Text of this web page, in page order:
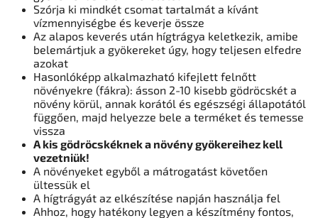
Szórja ki mindkét csomat tartalmát a kívánt
vízmennyiségbe és keverje össze
Az alapos keverés után hígtrágya keletkezik, amibe
belemártjuk a gyökereket úgy, hogy teljesen elfedre
azokat
Hasonlóképp alkalmazható kifejlett felnőtt
növényekre (fákra): ásson 2-10 kisebb gödröcskét a
növény körül, annak korától és egészségi állapotától
függően, majd helyezze bele a terméket és temesse
vissza
A kis gödröcskéknek a növény gyökereihez kell
vezetniük!
A növényeket egyből a mátrogatást követően
ültessük el
A hígtrágyát az elkészítése napján használja fel
Ahhoz, hogy hatékony legyen a készítmény fontos,